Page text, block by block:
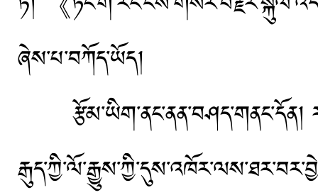
ཞེས་པ་བཀོད་ཡོད།
རྩོམ་ཡིག་ནང་ནན་བཤད་གནང་དོན།